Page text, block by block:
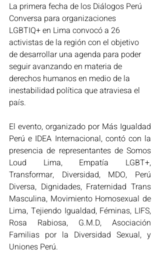
La primera fecha de los Diálogos Perú
Conversa para organizaciones
LGBTIQ+ en Lima convocó a 26
activistas de la región con el objetivo
de desarrollar una agenda para poder
seguir avanzando en materia de
derechos humanos en medio de la
inestabilidad política que atraviesa el
país.
El evento, organizado por Más Igualdad
Perú e IDEA Internacional, contó con la
presencia de representantes de Somos
Loud Lima, Empatía LGBT+,
Transformar, Diversidad, MDO, Perú
Diversa, Dignidades, Fraternidad Trans
Masculina, Movimiento Homosexual de
Lima, Tejiendo Igualdad, Féminas, LIFS,
Rosa Rabiosa, G.M.D, Asociación
Familias por la Diversidad Sexual, y
Uniones Perú.